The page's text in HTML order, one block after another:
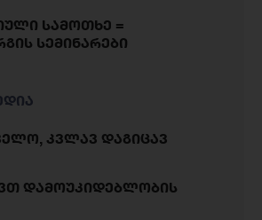
სამოთხე =
სემინარები
კვლავ დაგიცავ
დამოუკიდებლობის